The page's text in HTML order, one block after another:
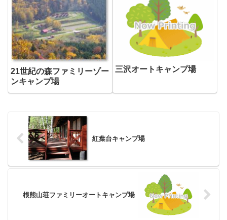
21世紀の森ファミリーゾー
ンキャンプ場
三沢オートキャンプ場
紅葉台キャンプ場
根熊山荘ファミリーオートキャンプ場